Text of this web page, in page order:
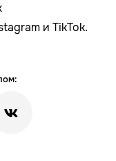
и TikTok.